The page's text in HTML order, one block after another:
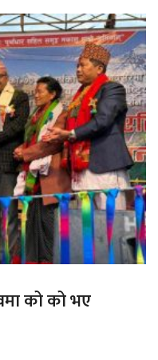
को को भए